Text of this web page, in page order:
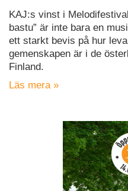
KAJ:s vinst i
bastu” är inte bara en
ett starkt bevis på hur
gemenskapen är i de
Finland.
Läs mera »